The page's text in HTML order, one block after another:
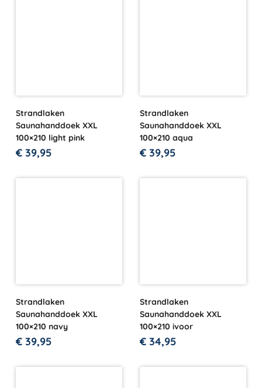
Strandlaken
Saunahanddoek XXL
100×210 light pink
€ 39,95
Strandlaken
Saunahanddoek XXL
100×210 aqua
€ 39,95
Strandlaken
Saunahanddoek XXL
100×210 navy
€ 39,95
Strandlaken
Saunahanddoek XXL
100×210 ivoor
€ 34,95